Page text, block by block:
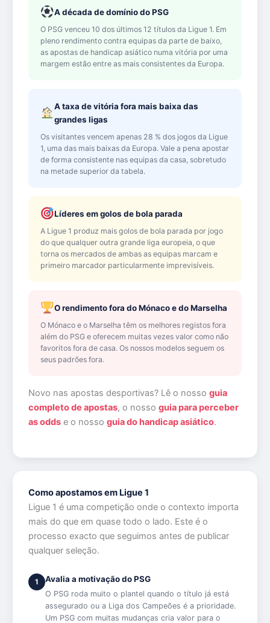
A década de domínio do PSG
O PSG venceu 10 dos últimos 12 títulos da Ligue 1. Em
pleno rendimento contra equipas da parte de baixo,
as apostas de handicap asiático numa vitória por uma
margem estão entre as mais consistentes da Europa.
A taxa de vitória fora mais baixa das
grandes ligas
Os visitantes vencem apenas 28 % dos jogos da Ligue
1, uma das mais baixas da Europa. Vale a pena apostar
de forma consistente nas equipas da casa, sobretudo
na metade superior da tabela.
Líderes em golos de bola parada
A Ligue 1 produz mais golos de bola parada por jogo
do que qualquer outra grande liga europeia, o que
torna os mercados de ambas as equipas marcam e
primeiro marcador particularmente imprevisíveis.
O rendimento fora do Mónaco e do Marselha
O Mónaco e o Marselha têm os melhores registos fora
além do PSG e oferecem muitas vezes valor como não
favoritos fora de casa. Os nossos modelos seguem os
seus padrões fora.
Novo nas apostas desportivas? Lê o nosso guia
completo de apostas, o nosso guia para perceber
as odds e o nosso guia do handicap asiático.
Como apostamos em Ligue 1
Ligue 1 é uma competição onde o contexto importa
mais do que em quase todo o lado. Este é o
processo exacto que seguimos antes de publicar
qualquer seleção.
1 Avalia a motivação do PSG
O PSG roda muito o plantel quando o título já está
assegurado ou a Liga dos Campeões é a prioridade.
Um PSG com muitas mudanças cria valor para o